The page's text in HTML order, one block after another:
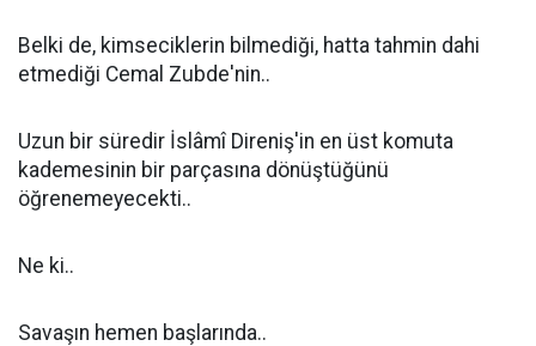
Belki de, kimseciklerin bilmediği, hatta tahmin dahi
etmediği Cemal Zubde'nin..
Uzun bir süredir İslâmî Direniş'in en üst komuta
kademesinin bir parçasına dönüştüğünü
öğrenemeyecekti..
Ne ki..
Savaşın hemen başlarında..